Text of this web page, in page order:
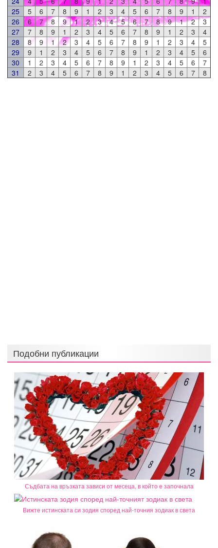
25
5 6 7 8 9 1 2 3 4 5 6 7 8 9 1
2
26
6 7 8 9 1 2 3 4 5 6 7 8 9 1 2
3
27
7 8 9 1 2 3 4 5 6 7 8 9 1 2 3
4
28
8 9 1 2 3 4 5 6 7 8 9 1 2 3 4
5
29
9 1 2 3 4 5 6 7 8 9 1 2 3 4 5
6
30
1 2 3 4 5 6 7 8 9 1 2 3 4 5 6
7
31
2 3 4 5 6 7 8 9 1 2 3 4 5 6 7 8
Подобни публикации
Съдбата на връзката зависи от месеца, в който е започнала
Вижте истинската си зодия според най-точния зодиак в света